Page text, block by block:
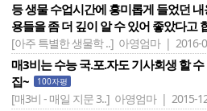
등 생물 수업시간에 흥미롭게 들었던
용들을 좀 더 깊이 알 수 있어 좋았다고
[아주 특별한 생물학 ..] 아영엄마 | 2016-
매3비는 수능 국.포.자도 기사회생 할
집~
100자평
[매3비 - 매일 지문 3..] 아영엄마 | 2015-